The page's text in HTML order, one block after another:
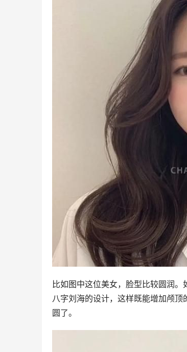
比如图中这位美女，脸型比较圆润
八字刘海的设计，这样既能增加颅
圆了。